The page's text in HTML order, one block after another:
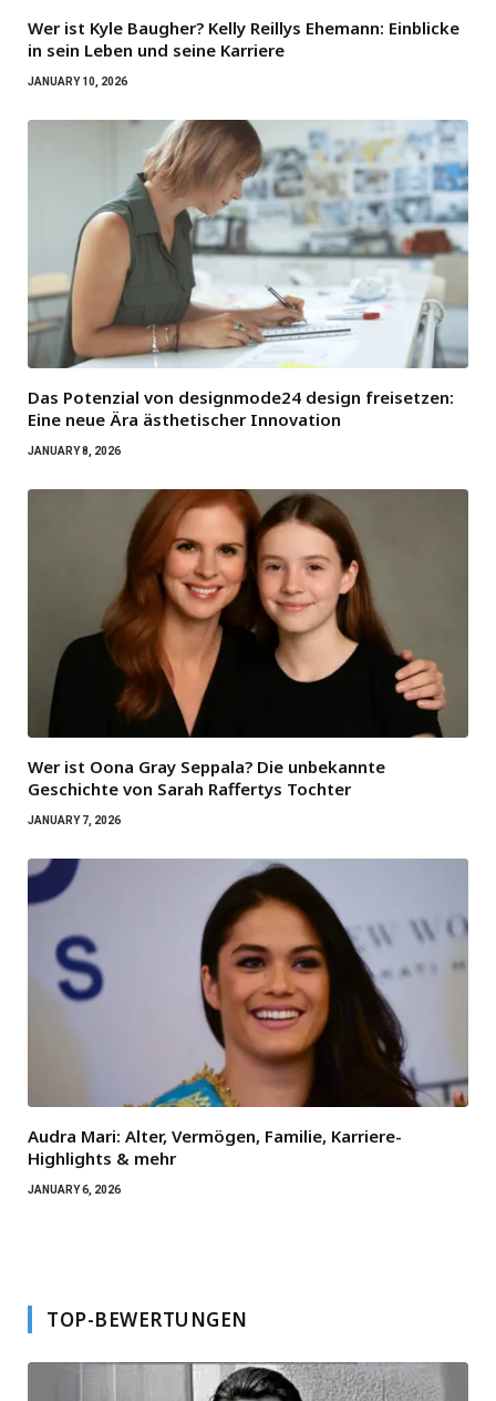
Wer ist Kyle Baugher? Kelly Reillys Ehemann: Einblicke
in sein Leben und seine Karriere
JANUARY 10, 2026
Das Potenzial von designmode24 design freisetzen:
Eine neue Ära ästhetischer Innovation
JANUARY 8, 2026
Wer ist Oona Gray Seppala? Die unbekannte
Geschichte von Sarah Raffertys Tochter
JANUARY 7, 2026
Audra Mari: Alter, Vermögen, Familie, Karriere-
Highlights & mehr
JANUARY 6, 2026
TOP-BEWERTUNGEN